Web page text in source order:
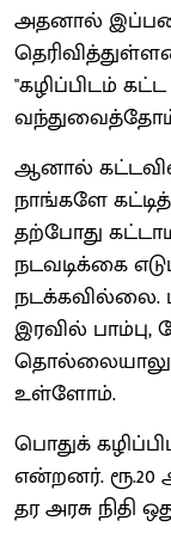
அதனால்
"கழிப்பிடம்
ஆனால்
நாங்களே
தற்போது
நடவடிக்கை
நடக்கவில்லை.
இரவில்
உள்ளோம்.
பொதுக்
என்றனர். ரூ.20
தர அரசு நிதி